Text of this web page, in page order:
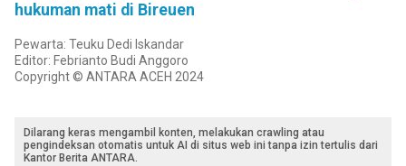
hukuman mati di Bireuen
Pewarta: Teuku Dedi Iskandar
Editor: Febrianto Budi Anggoro
Copyright © ANTARA ACEH 2024
Dilarang keras mengambil konten, melakukan crawling atau
pengindeksan otomatis untuk AI di situs web ini tanpa izin tertulis dari
Kantor Berita ANTARA.